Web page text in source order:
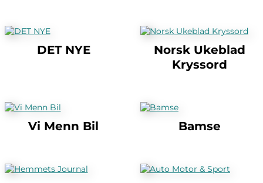
DET NYE
Norsk Ukeblad
Kryssord
Vi Menn Bil Bamse